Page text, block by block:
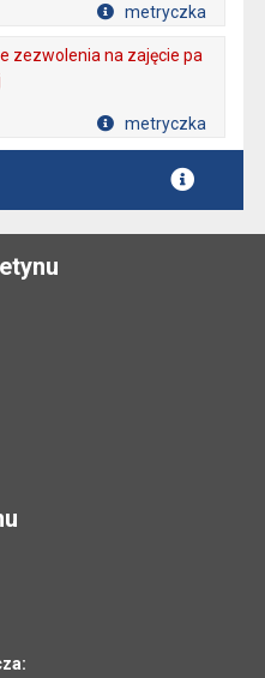
metryczka
zezwolenia na zajęcie pa
metryczka